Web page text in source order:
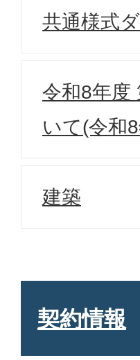
共通様式
令和8年度
いて(令和
建築
契約情報